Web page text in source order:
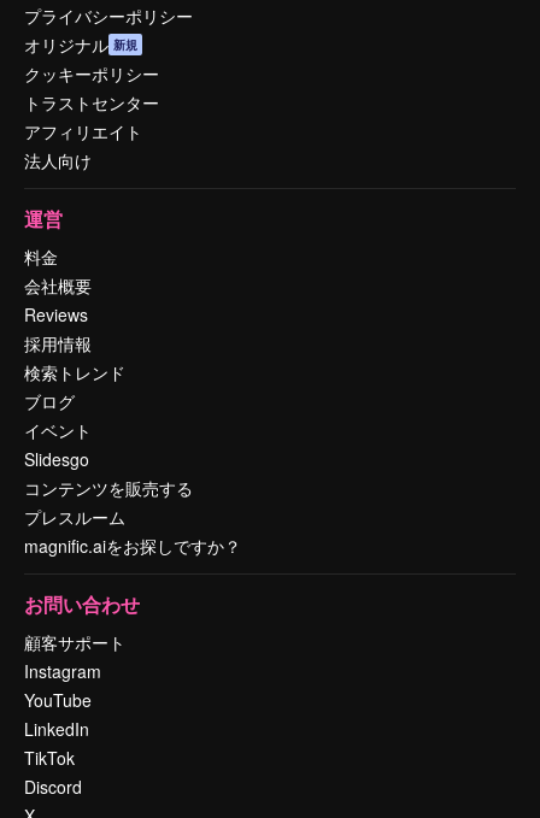
プライバシーポリシー
オリジナル 新規
クッキーポリシー
トラストセンター
アフィリエイト
法人向け
運営
料金
会社概要
Reviews
採用情報
検索トレンド
ブログ
イベント
Slidesgo
コンテンツを販売する
プレスルーム
magnific.aiをお探しですか？
お問い合わせ
顧客サポート
Instagram
YouTube
LinkedIn
TikTok
Discord